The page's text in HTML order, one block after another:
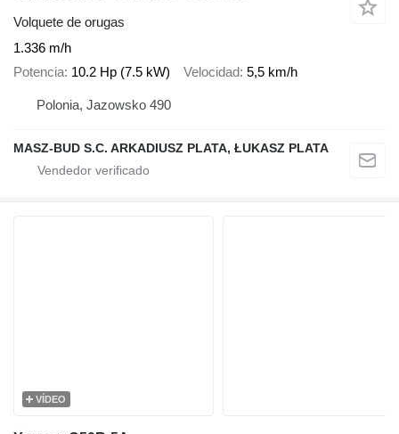
Volquete de orugas
1.336 m/h
Potencia 10.2 Hp (7.5 kW) Velocidad 5,5 km/h
Polonia, Jazowsko 490
MASZ-BUD S.C. ARKADIUSZ PLATA, ŁUKASZ PLATA
VÍDEO